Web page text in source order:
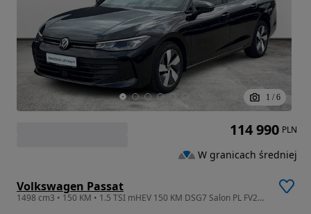
1 / 6
Volkswagen Passat
1498 cm3 • 150 KM • 1.5 TSI mHEV 150 KM DSG7 Salon PL FV23%
114 990 PLN
W granicach średniej